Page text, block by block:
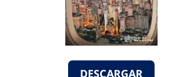
DESCARGAR